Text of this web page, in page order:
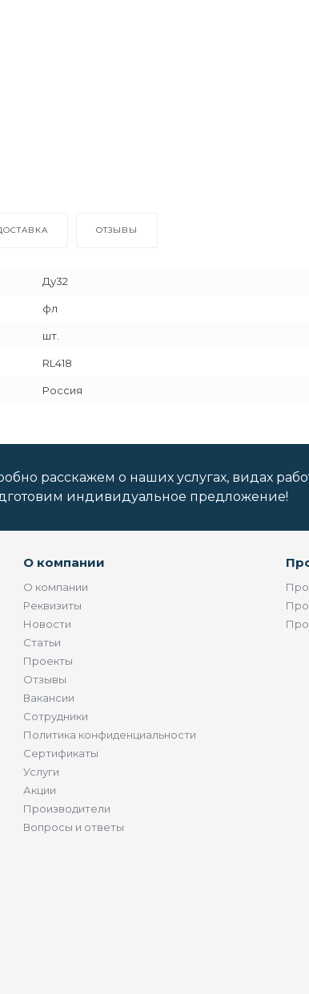
ОТЗЫВЫ
Ду32
фл
шт.
RL418
Россия
расскажем о наших услугах, видах
индивидуальное предложение!
О компании
О компании
Реквизиты
Новости
Статьи
Проекты
Отзывы
Вакансии
Сотрудники
Политика конфиденциальности
Сертификаты
Услуги
Акции
Производители
Вопросы и ответы